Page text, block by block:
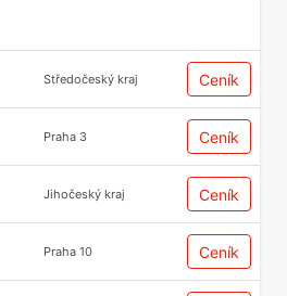
dopravní spojení
Středočeský kraj Ceník
Praha 3 Ceník
Jihočeský kraj Ceník
Praha 10 Ceník